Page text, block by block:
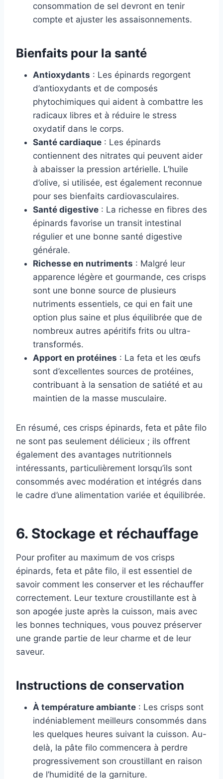
consommation de sel devront en tenir
compte et ajuster les assaisonnements.
Bienfaits pour la santé
Antioxydants : Les épinards regorgent
d’antioxydants et de composés
phytochimiques qui aident à combattre les
radicaux libres et à réduire le stress
oxydatif dans le corps.
Santé cardiaque : Les épinards
contiennent des nitrates qui peuvent aider
à abaisser la pression artérielle. L’huile
d’olive, si utilisée, est également reconnue
pour ses bienfaits cardiovasculaires.
Santé digestive : La richesse en fibres des
épinards favorise un transit intestinal
régulier et une bonne santé digestive
générale.
Richesse en nutriments : Malgré leur
apparence légère et gourmande, ces crisps
sont une bonne source de plusieurs
nutriments essentiels, ce qui en fait une
option plus saine et plus équilibrée que de
nombreux autres apéritifs frits ou ultra-
transformés.
Apport en protéines : La feta et les œufs
sont d’excellentes sources de protéines,
contribuant à la sensation de satiété et au
maintien de la masse musculaire.
En résumé, ces crisps épinards, feta et pâte filo
ne sont pas seulement délicieux ; ils offrent
également des avantages nutritionnels
intéressants, particulièrement lorsqu’ils sont
consommés avec modération et intégrés dans
le cadre d’une alimentation variée et équilibrée.
6. Stockage et réchauffage
Pour profiter au maximum de vos crisps
épinards, feta et pâte filo, il est essentiel de
savoir comment les conserver et les réchauffer
correctement. Leur texture croustillante est à
son apogée juste après la cuisson, mais avec
les bonnes techniques, vous pouvez préserver
une grande partie de leur charme et de leur
saveur.
Instructions de conservation
À température ambiante : Les crisps sont
indéniablement meilleurs consommés dans
les quelques heures suivant la cuisson. Au-
delà, la pâte filo commencera à perdre
progressivement son croustillant en raison
de l’humidité de la garniture.